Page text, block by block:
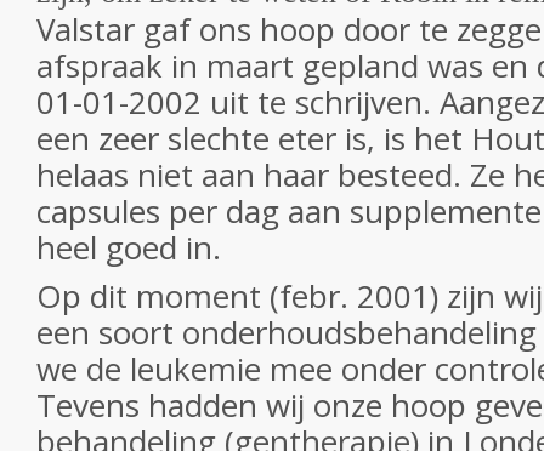
Valstar gaf ons hoop door te
afspraak in maart gepland was
01-01-2002 uit te schrijven.
een zeer slechte eter is, is het
helaas niet aan haar besteed. Ze
capsules per dag aan
heel goed in.
Op dit moment (febr. 2001) zijn
een soort
we de leukemie mee onder
Tevens hadden wij onze hoop
behandeling (gentherapie) in